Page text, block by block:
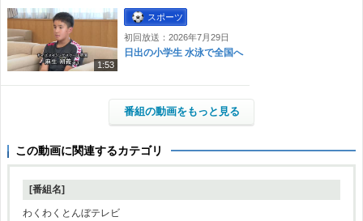
1:53
スポーツ
初回放送：2026年7月29日
日出の小学生 水泳で全国へ
番組の動画をもっと見る
この動画に関連するカテゴリ
[番組名]
わくわくとんぼテレビ